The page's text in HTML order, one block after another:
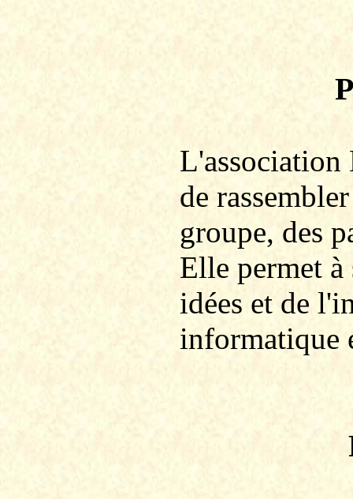
L'association
de
groupe, des
Elle permet à
idées et de
informatique